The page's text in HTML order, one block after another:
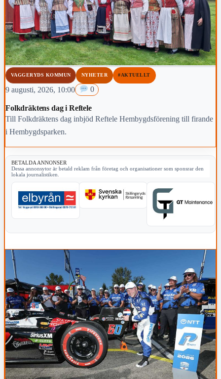
VAGGERYDS KOMMUN NYHETER #AKTUELLT
9 augusti, 2026, 10:00 0
Folkdräktens dag i Reftele
Till Folkdräktens dag inbjöd Reftele Hembygdsförening till firande
i Hembygdsparken.
BETALDA ANNONSER
Dessa annonsytor är betald reklam från företag och organisationer som sponsrar den
lokala journalistiken.